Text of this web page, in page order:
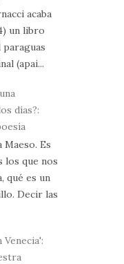
acaba
un libro
(apai...
días?:
Es
los que nos
qué es un
Decir las